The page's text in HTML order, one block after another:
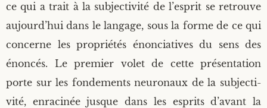
ce qui a trait à la sub­jec­ti­vi­té de l’esprit se retrouve
aujourd’hui dans le lan­gage, sous la forme de ce qui
concerne les pro­prié­tés énon­cia­tives du sens des
énon­cés. Le pre­mier volet de cette pré­sen­ta­tion
porte sur les fon­de­ments neu­ro­naux de la sub­jec­ti­
vi­té, enra­ci­née jusque dans les esprits d’avant la